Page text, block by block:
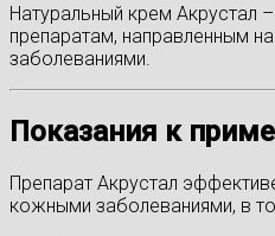
Натуральный крем Акрустал
препаратам, направленным
заболеваниями.
Показания к
Препарат Акрустал
кожными заболеваниями, в